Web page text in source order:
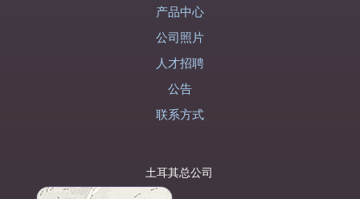
产品中心
公司照片
人才招聘
公告
联系方式
土耳其总公司